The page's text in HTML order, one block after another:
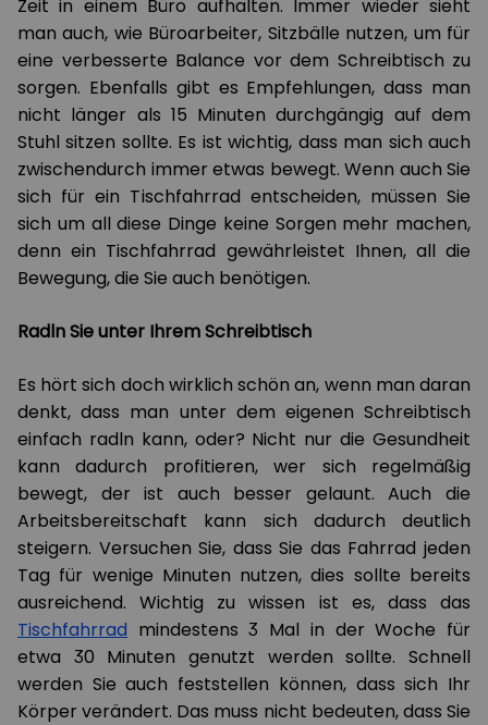
Zeit in einem Büro aufhalten. Immer wieder sieht
man auch, wie Büroarbeiter, Sitzbälle nutzen, um für
eine verbesserte Balance vor dem Schreibtisch zu
sorgen. Ebenfalls gibt es Empfehlungen, dass man
nicht länger als 15 Minuten durchgängig auf dem
Stuhl sitzen sollte. Es ist wichtig, dass man sich auch
zwischendurch immer etwas bewegt. Wenn auch Sie
sich für ein Tischfahrrad entscheiden, müssen Sie
sich um all diese Dinge keine Sorgen mehr machen,
denn ein Tischfahrrad gewährleistet Ihnen, all die
Bewegung, die Sie auch benötigen.
Radln Sie unter Ihrem Schreibtisch
Es hört sich doch wirklich schön an, wenn man daran
denkt, dass man unter dem eigenen Schreibtisch
einfach radln kann, oder? Nicht nur die Gesundheit
kann dadurch profitieren, wer sich regelmäßig
bewegt, der ist auch besser gelaunt. Auch die
Arbeitsbereitschaft kann sich dadurch deutlich
steigern. Versuchen Sie, dass Sie das Fahrrad jeden
Tag für wenige Minuten nutzen, dies sollte bereits
ausreichend. Wichtig zu wissen ist es, dass das
Tischfahrrad mindestens 3 Mal in der Woche für
etwa 30 Minuten genutzt werden sollte. Schnell
werden Sie auch feststellen können, dass sich Ihr
Körper verändert. Das muss nicht bedeuten, dass Sie